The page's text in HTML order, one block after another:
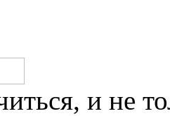
и не